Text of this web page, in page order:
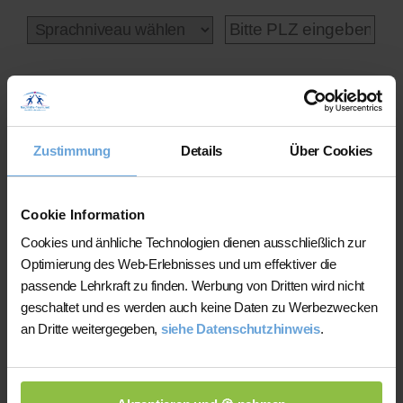
Zustimmung Details Über Cookies
Cookie Information
Cookies und änhliche Technologien dienen ausschließlich zur
Optimierung des Web-Erlebnisses und um effektiver die
passende Lehrkraft zu finden. Werbung von Dritten wird nicht
geschaltet und es werden auch keine Daten zu Werbezwecken
an Dritte weitergegeben, siehe Datenschutzhinweis.
Statt der Profilauswahl kostenlos hier
unseren Lehrerfinder nutzenstatt
Profilauswahl: Sie werden binnen 24-48h von
bis zu zwei optimal passenden Kandidaten
kontaktiert, die Sie kostenlos & unverbindlich